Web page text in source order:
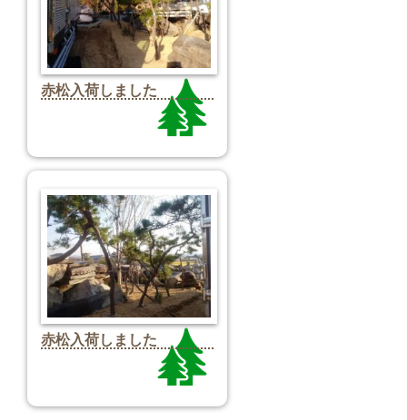
赤松入荷しました
赤松入荷しました